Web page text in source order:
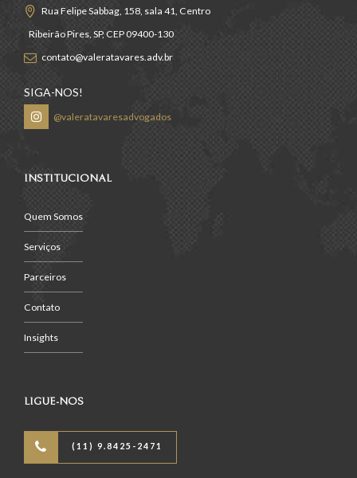
Rua Felipe Sabbag, 158, sala 41, Centro
Ribeirão Pires, SP, CEP 09400-130
contato@valeratavares.adv.br
SIGA-NOS!
@valeratavaresadvogados
INSTITUCIONAL
Quem Somos
Serviços
Parceiros
Contato
Insights
LIGUE-NOS
(11) 9.8425-2471